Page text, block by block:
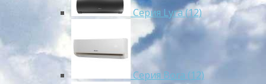
Серия Lyra (12)
Серия Bora (12)